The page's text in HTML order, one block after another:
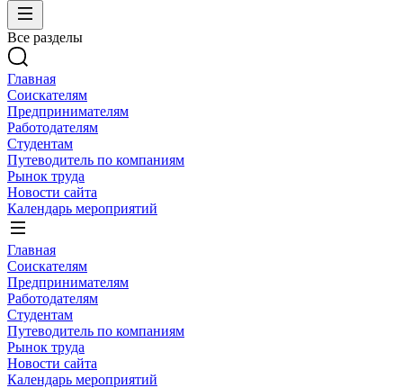
Все разделы
Главная
Соискателям
Предпринимателям
Работодателям
Студентам
Путеводитель по компаниям
Рынок труда
Новости сайта
Календарь мероприятий
Главная
Соискателям
Предпринимателям
Работодателям
Студентам
Путеводитель по компаниям
Рынок труда
Новости сайта
Календарь мероприятий